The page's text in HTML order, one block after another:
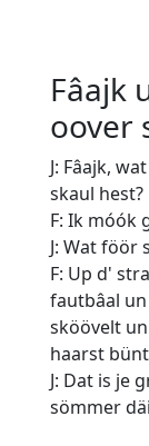
Fâajk
oover
J: Fâajk,
skaul hest?
F: Ik móók
J: Wat föör
F: Up d'
fautbâal
sköövelt
haarst
J: Dat is je
sömmer